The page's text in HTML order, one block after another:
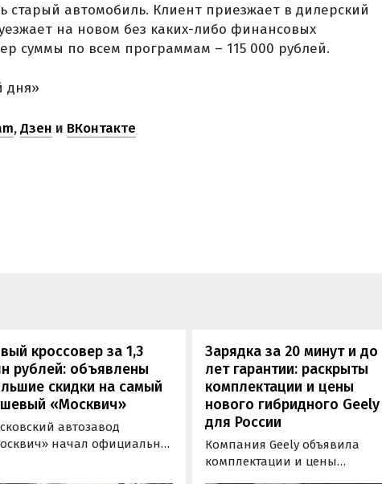
старый автомобиль. Клиент приезжает в дилерский
на новом без каких-либо финансовых
суммы по всем программам – 115 000 рублей.
дня»
,Дзен и ВКонтакте
кроссовер за 1,3
рублей: объявлены
скидки на самый
«Москвич»
автозавод
начал официально
Зарядка за 20 минут и
лет гарантии: раскрыты
комплектации и цены
нового гибридного Geely
для России
Компания Geely объявила
комплектации и цены